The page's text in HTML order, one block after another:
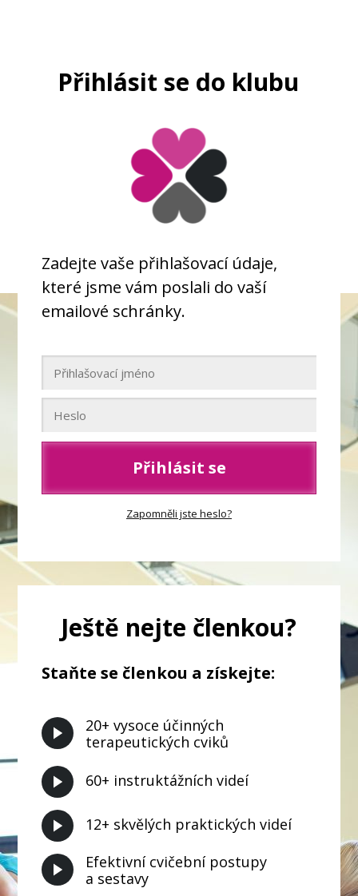
Přihlásit se do klubu
Zadejte vaše přihlašovací údaje,
které jsme vám poslali do vaší
emailové schránky.
Přihlásit se
Zapomněli jste heslo?
Ještě nejte členkou?
Staňte se členkou a získejte:
20+ vysoce účinných
terapeutických cviků
60+ instruktážních videí
12+ skvělých praktických videí
Efektivní cvičební postupy
a sestavy